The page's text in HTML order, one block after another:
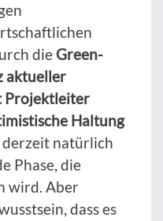
die Green-
aktueller
Projektleiter
Haltung
derzeit natürlich
Phase, die
wird. Aber
dass es